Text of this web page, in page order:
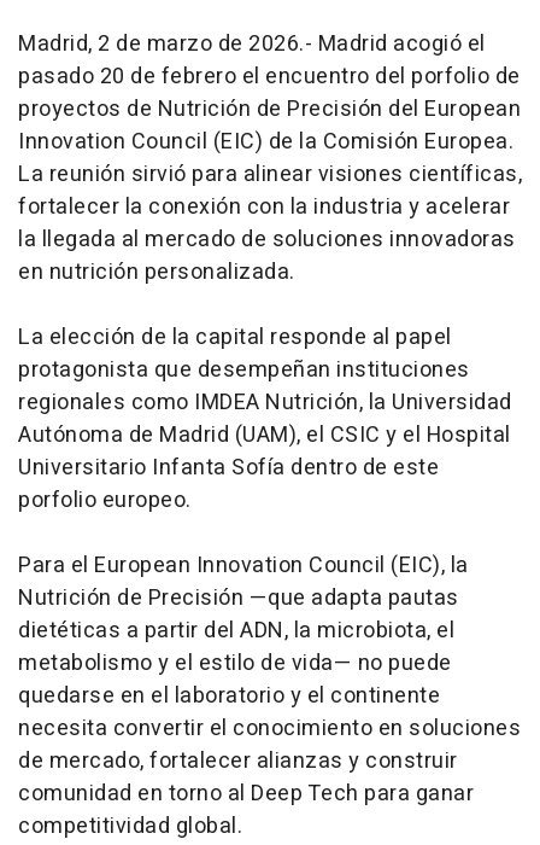
Madrid, 2 de marzo de 2026.- Madrid acogió el
pasado 20 de febrero el encuentro del porfolio de
proyectos de Nutrición de Precisión del European
Innovation Council (EIC) de la Comisión Europea.
La reunión sirvió para alinear visiones científicas,
fortalecer la conexión con la industria y acelerar
la llegada al mercado de soluciones innovadoras
en nutrición personalizada.
La elección de la capital responde al papel
protagonista que desempeñan instituciones
regionales como IMDEA Nutrición, la Universidad
Autónoma de Madrid (UAM), el CSIC y el Hospital
Universitario Infanta Sofía dentro de este
porfolio europeo.
Para el European Innovation Council (EIC), la
Nutrición de Precisión —que adapta pautas
dietéticas a partir del ADN, la microbiota, el
metabolismo y el estilo de vida— no puede
quedarse en el laboratorio y el continente
necesita convertir el conocimiento en soluciones
de mercado, fortalecer alianzas y construir
comunidad en torno al Deep Tech para ganar
competitividad global.